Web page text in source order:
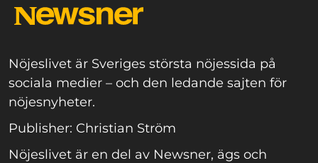
Nöjeslivet är Sveriges största nöjessida på
sociala medier – och den ledande sajten för
nöjesnyheter.
Publisher: Christian Ström
Nöjeslivet är en del av Newsner, ägs och